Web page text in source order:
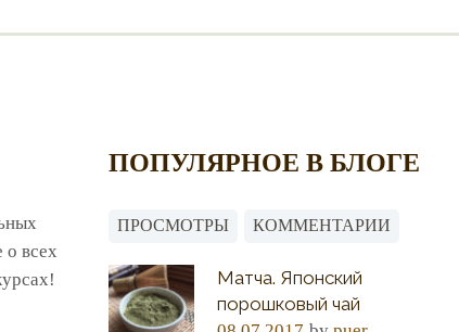
о всех
ПОПУЛЯРНОЕ В БЛОГЕ
ПРОСМОТРЫ КОММЕНТАРИИ
Матча. Японский
порошковый чай